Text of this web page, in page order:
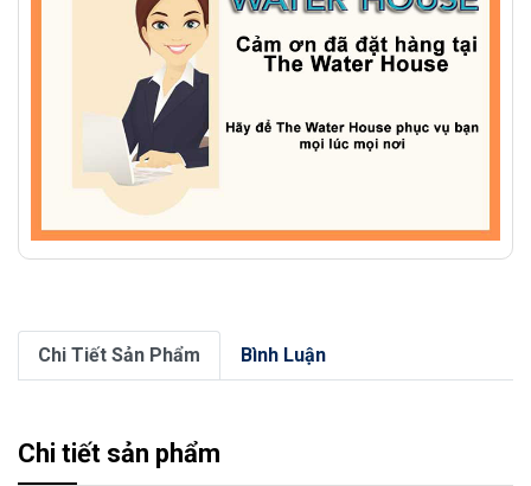
Chi Tiết Sản Phẩm Bình Luận
Chi tiết sản phẩm